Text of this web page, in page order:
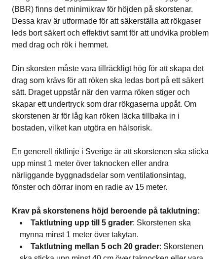
(BBR) finns det minimikrav för höjden på skorstenar.
Dessa krav är utformade för att säkerställa att rökgaser
leds bort säkert och effektivt samt för att undvika problem
med drag och rök i hemmet.
Din skorsten måste vara tillräckligt hög för att skapa det
drag som krävs för att röken ska ledas bort på ett säkert
sätt. Draget uppstår när den varma röken stiger och
skapar ett undertryck som drar rökgaserna uppåt. Om
skorstenen är för låg kan röken läcka tillbaka in i
bostaden, vilket kan utgöra en hälsorisk.
En generell riktlinje i Sverige är att skorstenen ska sticka
upp minst 1 meter över taknocken eller andra
närliggande byggnadsdelar som ventilationsintag,
fönster och dörrar inom en radie av 15 meter.
Krav på skorstenens höjd beroende på taklutning:
Taktlutning upp till 5 grader: Skorstenen ska
mynna minst 1 meter över takytan.
Taktlutning mellan 5 och 20 grader: Skorstenen